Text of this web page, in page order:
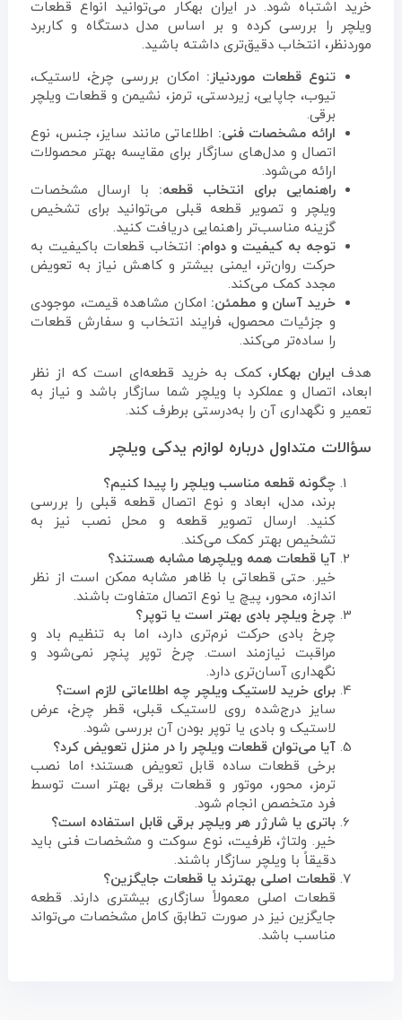
خرید اشتباه شود. در ایران بهکار می‌توانید انواع قطعات
ویلچر را بررسی کرده و بر اساس مدل دستگاه و کاربرد
موردنظر، انتخاب دقیق‌تری داشته باشید.
تنوع قطعات موردنیاز: امکان بررسی چرخ، لاستیک،
تیوب، جاپایی، زیردستی، ترمز، نشیمن و قطعات ویلچر
برقی.
ارائه مشخصات فنی: اطلاعاتی مانند سایز، جنس، نوع
اتصال و مدل‌های سازگار برای مقایسه بهتر محصولات
ارائه می‌شود.
راهنمایی برای انتخاب قطعه: با ارسال مشخصات
ویلچر و تصویر قطعه قبلی می‌توانید برای تشخیص
گزینه مناسب‌تر راهنمایی دریافت کنید.
توجه به کیفیت و دوام: انتخاب قطعات باکیفیت به
حرکت روان‌تر، ایمنی بیشتر و کاهش نیاز به تعویض
مجدد کمک می‌کند.
خرید آسان و مطمئن: امکان مشاهده قیمت، موجودی
و جزئیات محصول، فرایند انتخاب و سفارش قطعات
را ساده‌تر می‌کند.
هدف ایران بهکار، کمک به خرید قطعه‌ای است که از نظر
ابعاد، اتصال و عملکرد با ویلچر شما سازگار باشد و نیاز به
تعمیر و نگهداری آن را به‌درستی برطرف کند.
سؤالات متداول درباره لوازم یدکی ویلچر
چگونه قطعه مناسب ویلچر را پیدا کنیم؟
برند، مدل، ابعاد و نوع اتصال قطعه قبلی را بررسی
کنید. ارسال تصویر قطعه و محل نصب نیز به
تشخیص بهتر کمک می‌کند.
آیا قطعات همه ویلچرها مشابه هستند؟
خیر. حتی قطعاتی با ظاهر مشابه ممکن است از نظر
اندازه، محور، پیچ یا نوع اتصال متفاوت باشند.
چرخ ویلچر بادی بهتر است یا توپر؟
چرخ بادی حرکت نرم‌تری دارد، اما به تنظیم باد و
مراقبت نیازمند است. چرخ توپر پنچر نمی‌شود و
نگهداری آسان‌تری دارد.
برای خرید لاستیک ویلچر چه اطلاعاتی لازم است؟
سایز درج‌شده روی لاستیک قبلی، قطر چرخ، عرض
لاستیک و بادی یا توپر بودن آن بررسی شود.
آیا می‌توان قطعات ویلچر را در منزل تعویض کرد؟
برخی قطعات ساده قابل تعویض هستند؛ اما نصب
ترمز، محور، موتور و قطعات برقی بهتر است توسط
فرد متخصص انجام شود.
باتری یا شارژر هر ویلچر برقی قابل استفاده است؟
خیر. ولتاژ، ظرفیت، نوع سوکت و مشخصات فنی باید
دقیقاً با ویلچر سازگار باشند.
قطعات اصلی بهترند یا قطعات جایگزین؟
قطعات اصلی معمولاً سازگاری بیشتری دارند. قطعه
جایگزین نیز در صورت تطابق کامل مشخصات می‌تواند
مناسب باشد.